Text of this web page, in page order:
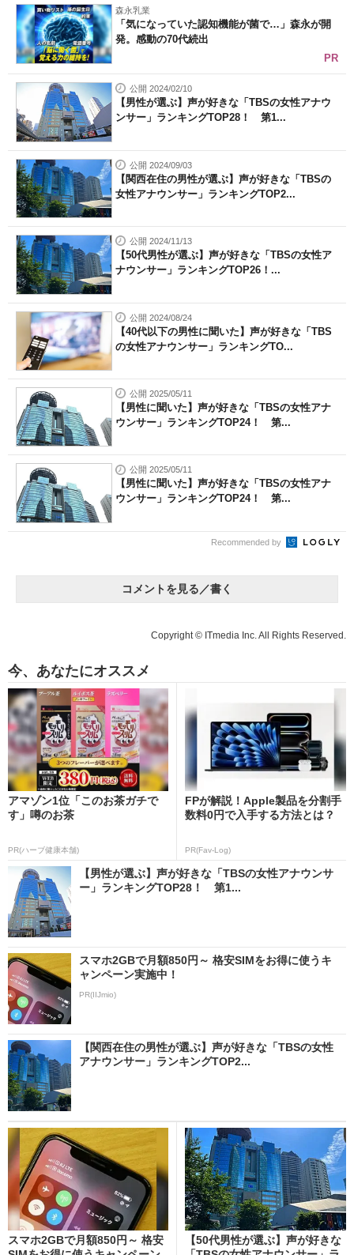
電子設計の基本と応用
エネルギーの専門メディア
建設×テクノロジーの最前線
ちょっと気になるネットの話題
森永乳業
「気になっていた認知機能が菌で…」森永が開
発。感動の70代続出
PR
公開 2024/02/10
【男性が選ぶ】声が好きな「TBSの女性アナウ
ンサー」ランキングTOP28！ 第1...
公開 2024/09/03
【関西在住の男性が選ぶ】声が好きな「TBSの
女性アナウンサー」ランキングTOP2...
公開 2024/11/13
【50代男性が選ぶ】声が好きな「TBSの女性ア
ナウンサー」ランキングTOP26！...
公開 2024/08/24
【40代以下の男性に聞いた】声が好きな「TBS
の女性アナウンサー」ランキングTO...
公開 2025/05/11
【男性に聞いた】声が好きな「TBSの女性アナ
ウンサー」ランキングTOP24！ 第...
公開 2025/05/11
【男性に聞いた】声が好きな「TBSの女性アナ
ウンサー」ランキングTOP24！ 第...
Recommended by
コメントを見る／書く
Copyright © ITmedia Inc. All Rights Reserved.
今、あなたにオススメ
アマゾン1位「このお茶ガチで
す」噂のお茶
PR(ハーブ健康本舗)
FPが解説！Apple製品を分割手
数料0円で入手する方法とは？
PR(Fav-Log)
【男性が選ぶ】声が好きな「TBSの女性アナウンサ
ー」ランキングTOP28！ 第1...
スマホ2GBで月額850円～ 格安SIMをお得に使うキ
ャンペーン実施中！
PR(IIJmio)
【関西在住の男性が選ぶ】声が好きな「TBSの女性
アナウンサー」ランキングTOP2...
スマホ2GBで月額850円～ 格安
【50代男性が選ぶ】声が好きな